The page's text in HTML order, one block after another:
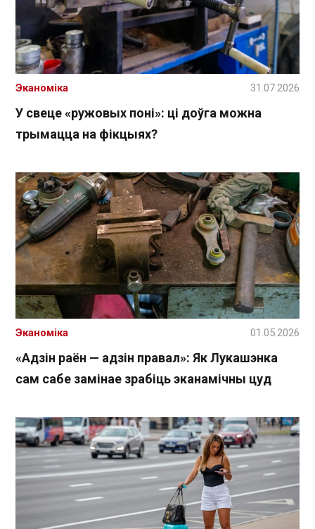
У свеце «ружовых поні»: ці доўга можна
трымацца на фікцыях?
Эканоміка 31.07.2026
«Адзін раён — адзін правал»: Як Лукашэнка
сам сабе замінае зрабіць эканамічны цуд
Эканоміка 01.05.2026